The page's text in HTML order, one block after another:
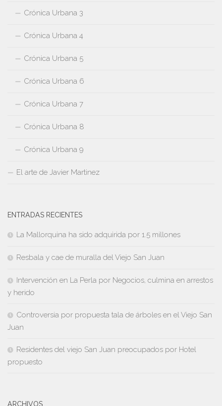
Crónica Urbana 3
Crónica Urbana 4
Crónica Urbana 5
Crónica Urbana 6
Crónica Urbana 7
Crónica Urbana 8
Crónica Urbana 9
El arte de Javier Martinez
ENTRADAS RECIENTES
La Mallorquina ha sido adquirida por 1.5 millones
Resbala y cae de muralla del Viejo San Juan
Intervención en La Perla por Negocios, culmina en arrestos
y herido
Controversia por propuesta tala de árboles en el Viejo San
Juan
Residentes del viejo San Juan preocupados por Hotel
propuesto
ARCHIVOS